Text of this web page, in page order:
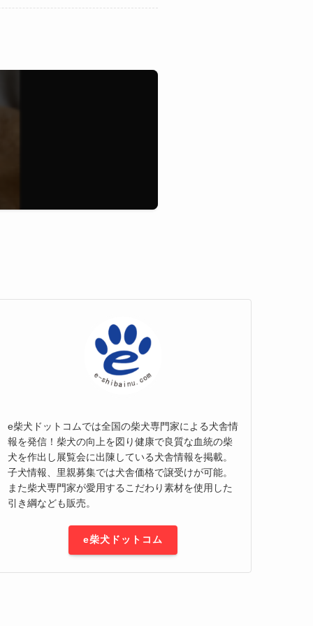
e柴犬ドットコムでは全国の柴犬専門家による犬舎情
報を発信！柴犬の向上を図り健康で良質な血統の柴
犬を作出し展覧会に出陳している犬舎情報を掲載。
子犬情報、里親募集では犬舎価格で譲受けが可能。
また柴犬専門家が愛用するこだわり素材を使用した
引き綱なども販売。
e柴犬ドットコム